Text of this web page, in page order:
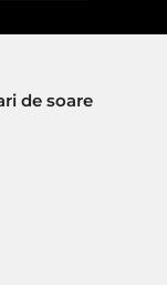
de soare